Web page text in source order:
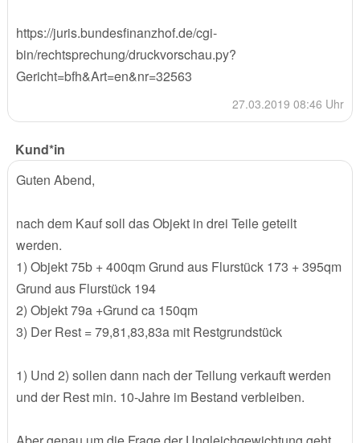
https://juris.bundesfinanzhof.de/cgi-
bin/rechtsprechung/druckvorschau.py?
Gericht=bfh&Art=en&nr=32563
27.03.2019 08:46 Uhr
Kund*in
Guten Abend,
nach dem Kauf soll das Objekt in drei Teile geteilt
werden.
1) Objekt 75b + 400qm Grund aus Flurstück 173 + 395qm
Grund aus Flurstück 194
2) Objekt 79a +Grund ca 150qm
3) Der Rest = 79,81,83,83a mit Restgrundstück
1) Und 2) sollen dann nach der Teilung verkauft werden
und der Rest min. 10-Jahre im Bestand verbleiben.